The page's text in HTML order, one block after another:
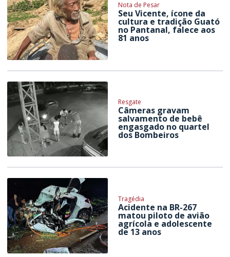
Nota de Pesar
Seu Vicente, ícone da
cultura e tradição Guató
no Pantanal, falece aos
81 anos
Resgate
Câmeras gravam
salvamento de bebê
engasgado no quartel
dos Bombeiros
Tragédia
Acidente na BR-267
matou piloto de avião
agrícola e adolescente
de 13 anos